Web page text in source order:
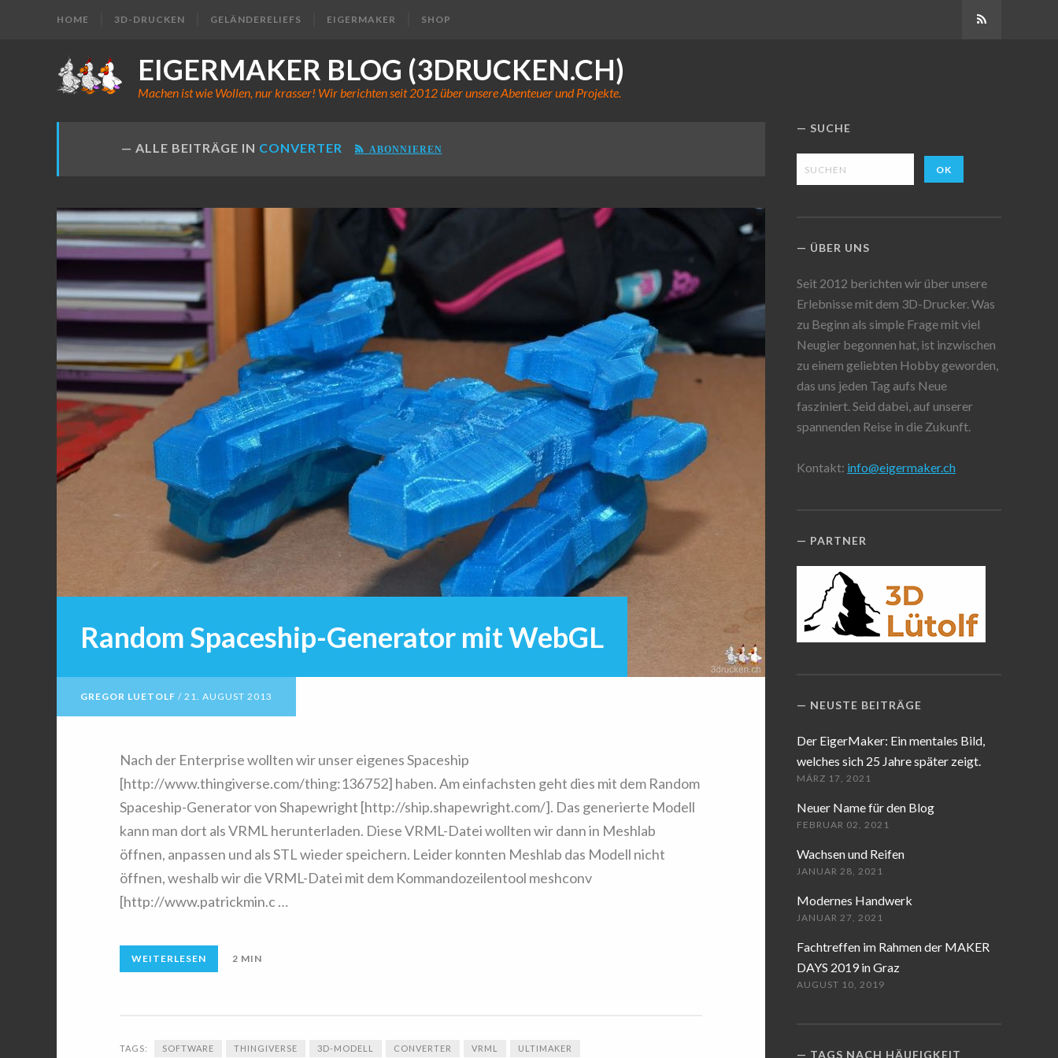
HOME 3D-DRUCKEN GELÄNDERELIEFS EIGERMAKER SHOP
EIGERMAKER BLOG (3DRUCKEN.CH)
Machen ist wie Wollen, nur krasser! Wir berichten seit 2012 über unsere Abenteuer und Projekte.
ALLE BEITRÄGE IN CONVERTER ABONNIEREN
Random Spaceship-Generator mit WebGL
GREGOR LUETOLF / 21. AUGUST 2013
Nach der Enterprise wollten wir unser eigenes Spaceship
[http://www.thingiverse.com/thing:136752] haben. Am einfachsten geht dies mit dem Random
Spaceship-Generator von Shapewright [http://ship.shapewright.com/]. Das generierte Modell
kann man dort als VRML herunterladen. Diese VRML-Datei wollten wir dann in Meshlab
öffnen, anpassen und als STL wieder speichern. Leider konnten Meshlab das Modell nicht
öffnen, weshalb wir die VRML-Datei mit dem Kommandozeilentool meshconv
[http://www.patrickmin.c …
WEITERLESEN 2 MIN
TAGS: SOFTWARE THINGIVERSE 3D-MODELL CONVERTER VRML ULTIMAKER
SUCHE
ÜBER UNS
Seit 2012 berichten wir über unsere
Erlebnisse mit dem 3D-Drucker. Was
zu Beginn als simple Frage mit viel
Neugier begonnen hat, ist inzwischen
zu einem geliebten Hobby geworden,
das uns jeden Tag aufs Neue
fasziniert. Seid dabei, auf unserer
spannenden Reise in die Zukunft.
Kontakt: info@eigermaker.ch
PARTNER
NEUSTE BEITRÄGE
Der EigerMaker: Ein mentales Bild,
welches sich 25 Jahre später zeigt.
MÄRZ 17, 2021
Neuer Name für den Blog
FEBRUAR 02, 2021
Wachsen und Reifen
JANUAR 28, 2021
Modernes Handwerk
JANUAR 27, 2021
Fachtreffen im Rahmen der MAKER
DAYS 2019 in Graz
AUGUST 10, 2019
TAGS NACH HÄUFIGKEIT